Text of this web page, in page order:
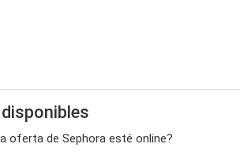
oferta de Sephora esté online?